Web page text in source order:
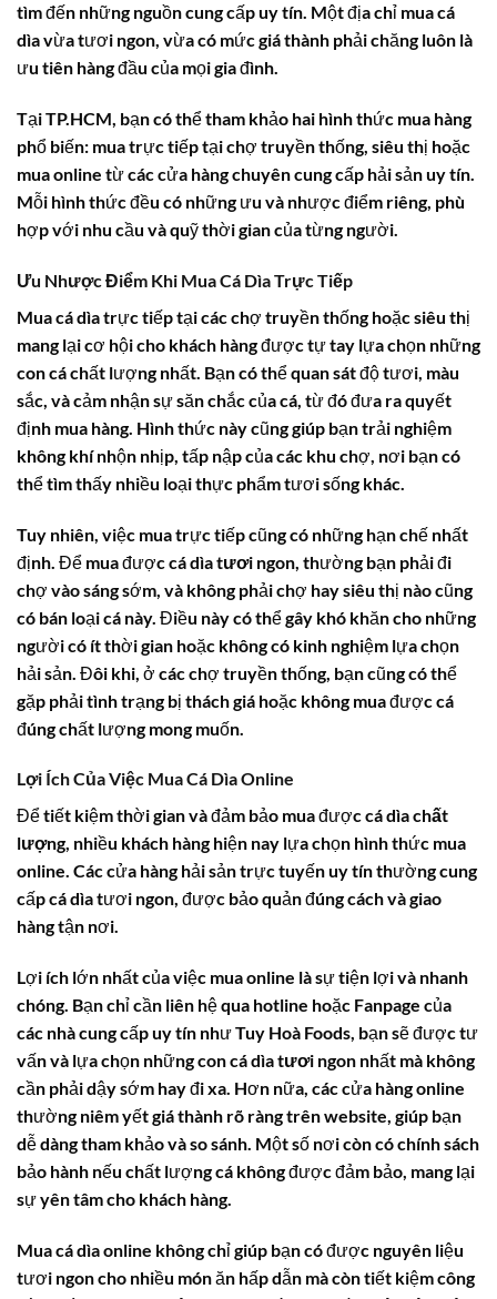
tìm đến những nguồn cung cấp uy tín. Một địa chỉ muacá
dìavừa tươi ngon, vừa có mứcgiá thành phải chăng luôn là
ưu tiên hàng đầu của mọi gia đình.
Tại TP.HCM, bạn có thể tham khảo hai hình thức mua hàng
phổ biến: mua trực tiếp tại chợ truyền thống, siêu thị hoặc
mua online từ các cửa hàng chuyên cung cấp hải sản uy tín.
Mỗi hình thức đều có những ưu và nhược điểm riêng, phù
hợp với nhu cầu và quỹ thời gian của từng người.
Ưu Nhược Điểm Khi Mua Cá Dìa Trực Tiếp
Muacá dìatrực tiếp tại các chợ truyền thống hoặc siêu thị
mang lại cơ hội cho khách hàng được tự tay lựa chọn những
con cá chất lượng nhất. Bạn có thể quan sát độ tươi, màu
sắc, và cảm nhận sự săn chắc của cá, từ đó đưa ra quyết
định mua hàng. Hình thức này cũng giúp bạn trải nghiệm
không khí nhộn nhịp, tấp nập của các khu chợ, nơi bạn có
thể tìm thấy nhiều loại thực phẩm tươi sống khác.
Tuy nhiên, việc mua trực tiếp cũng có những hạn chế nhất
định. Để mua đượccá dìa tươi ngon, thường bạn phải đi
chợ vào sáng sớm, và không phải chợ hay siêu thị nào cũng
có bán loại cá này. Điều này có thể gây khó khăn cho những
người có ít thời gian hoặc không có kinh nghiệm lựa chọn
hải sản. Đôi khi, ở các chợ truyền thống, bạn cũng có thể
gặp phải tình trạng bị thách giá hoặc không mua được cá
đúng chất lượng mong muốn.
Lợi Ích Của Việc Mua Cá Dìa Online
Để tiết kiệm thời gian và đảm bảo mua đượccá dìa chất
lượng, nhiều khách hàng hiện nay lựa chọn hình thức mua
online. Các cửa hàng hải sản trực tuyến uy tín thường cung
cấpcá dìatươi ngon, được bảo quản đúng cách và giao
hàng tận nơi.
Lợi ích lớn nhất của việc mua online là sự tiện lợi và nhanh
chóng. Bạn chỉ cần liên hệ qua hotline hoặc Fanpage của
các nhà cung cấp uy tín như Tuy Hoà Foods, bạn sẽ được tư
vấn và lựa chọn những concá dìa tươi ngon nhất mà không
cần phải dậy sớm hay đi xa. Hơn nữa, các cửa hàng online
thường niêm yếtgiá thành rõ ràng trên website, giúp bạn
dễ dàng tham khảo và so sánh. Một số nơi còn có chính sách
bảo hành nếu chất lượng cá không được đảm bảo, mang lại
sự yên tâm cho khách hàng.
Muacá dìaonline không chỉ giúp bạn có được nguyên liệu
tươi ngon cho nhiều món ăn hấp dẫn mà còn tiết kiệm công